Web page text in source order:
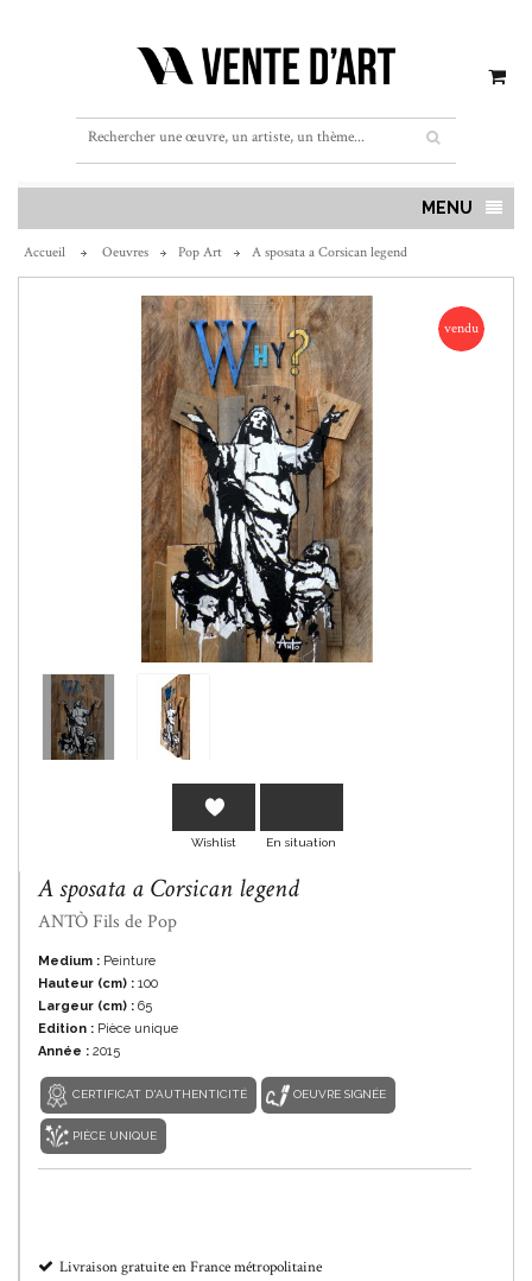
MENU
En savoir plus
Accueil Oeuvres Pop Art A sposata a Corsican legend
vendu
Wishlist En situation
A sposata a Corsican legend
ANTÒ Fils de Pop
Medium : Peinture
Hauteur (cm) : 100
Largeur (cm) : 65
Edition : Pièce unique
Année : 2015
CERTIFICAT D'AUTHENTICITÉ OEUVRE SIGNÉE
PIÈCE UNIQUE
Livraison gratuite en France métropolitaine